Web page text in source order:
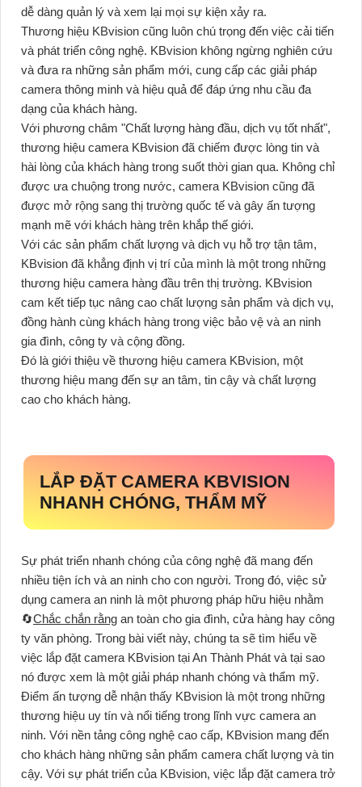
dễ dàng quản lý và xem lại mọi sự kiện xảy ra.
Thương hiệu KBvision cũng luôn chú trọng đến việc cải tiến
và phát triển công nghệ. KBvision không ngừng nghiên cứu
và đưa ra những sản phẩm mới, cung cấp các giải pháp
camera thông minh và hiệu quả để đáp ứng nhu cầu đa
dạng của khách hàng.
Với phương châm "Chất lượng hàng đầu, dịch vụ tốt nhất",
thương hiệu camera KBvision đã chiếm được lòng tin và
hài lòng của khách hàng trong suốt thời gian qua. Không chỉ
được ưa chuộng trong nước, camera KBvision cũng đã
được mở rộng sang thị trường quốc tế và gây ấn tượng
mạnh mẽ với khách hàng trên khắp thế giới.
Với các sản phẩm chất lượng và dịch vụ hỗ trợ tận tâm,
KBvision đã khẳng định vị trí của mình là một trong những
thương hiệu camera hàng đầu trên thị trường. KBvision
cam kết tiếp tục nâng cao chất lượng sản phẩm và dịch vụ,
đồng hành cùng khách hàng trong việc bảo vệ và an ninh
gia đình, công ty và cộng đồng.
Đó là giới thiệu về thương hiệu camera KBvision, một
thương hiệu mang đến sự an tâm, tin cậy và chất lượng
cao cho khách hàng.
LẮP ĐẶT CAMERA KBVISION
NHANH CHÓNG, THẨM MỸ
Sự phát triển nhanh chóng của công nghệ đã mang đến
nhiều tiện ích và an ninh cho con người. Trong đó, việc sử
dụng camera an ninh là một phương pháp hữu hiệu nhằm
🔄Chắc chắn rằng an toàn cho gia đình, cửa hàng hay công
ty văn phòng. Trong bài viết này, chúng ta sẽ tìm hiểu về
việc lắp đặt camera KBvision tại An Thành Phát và tại sao
nó được xem là một giải pháp nhanh chóng và thẩm mỹ.
Điểm ấn tượng dễ nhận thấy KBvision là một trong những
thương hiệu uy tín và nổi tiếng trong lĩnh vực camera an
ninh. Với nền tảng công nghệ cao cấp, KBvision mang đến
cho khách hàng những sản phẩm camera chất lượng và tin
cậy. Với sự phát triển của KBvision, việc lắp đặt camera trở